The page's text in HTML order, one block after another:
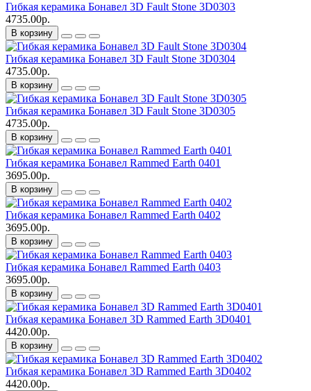
Гибкая керамика Бонавел 3D Fault Stone 3D0303
4735.00р.
В корзину
Гибкая керамика Бонавел 3D Fault Stone 3D0304
4735.00р.
В корзину
Гибкая керамика Бонавел 3D Fault Stone 3D0305
4735.00р.
В корзину
Гибкая керамика Бонавел Rammed Earth 0401
3695.00р.
В корзину
Гибкая керамика Бонавел Rammed Earth 0402
3695.00р.
В корзину
Гибкая керамика Бонавел Rammed Earth 0403
3695.00р.
В корзину
Гибкая керамика Бонавел 3D Rammed Earth 3D0401
4420.00р.
В корзину
Гибкая керамика Бонавел 3D Rammed Earth 3D0402
4420.00р.